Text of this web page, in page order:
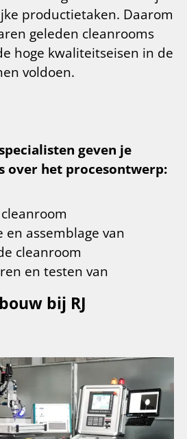
productietaken. Daarom
geleden cleanrooms
hoge kwaliteitseisen in de
voldoen.
geven je
over het procesontwerp:
assemblage van
cleanroom
en testen van
bij RJ